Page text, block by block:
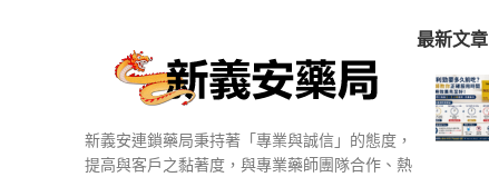
新義安連鎖藥局秉持著「專業與誠信」的態度，
提高與客戶之黏著度，與專業藥師團隊合作、熱
最新文章